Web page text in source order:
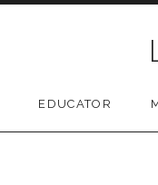
EDUCATOR